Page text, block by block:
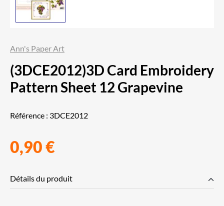
Ann's Paper Art
(3DCE2012)3D Card Embroidery
Pattern Sheet 12 Grapevine
Référence : 3DCE2012
0,90 €
Détails du produit